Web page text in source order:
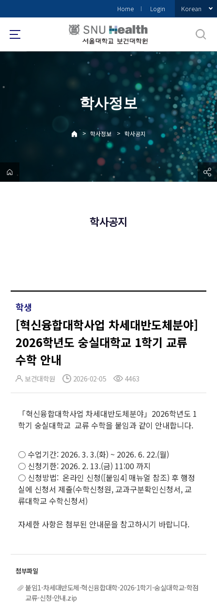
로
메
Home Login Korean
학사정보
> 학사정보 > 학사공지
학사공지
학생
[혁신융합대학사업 차세대반도체분야]
2026학년도 숭실대학교 1학기 교류
수학 안내
보건대학원 2026-02-05 4463
「혁신융합대학사업 차세대반도체분야」2026학년도 1
학기 숭실대학교 교류 수학을 붙임과 같이 안내합니다.
○ 수업기간: 2026. 3. 3.(화) ~ 2026. 6. 22.(월)
○ 신청기한: 2026. 2. 13.(금) 11:00 까지
○ 신청방법: 온라인 신청([붙임4] 매뉴얼 참조) 후 행정
실에 신청서 제출(수학신청원, 교과구분확인신청서, 교
류대학교 수학신청서)
자세한 사항은 첨부된 안내문을 참고하시기 바랍니다.
붙임1-차세대반도체-혁신융합대학-2026-1학기-숭실대학교-학점
교류-신청-안내.zip